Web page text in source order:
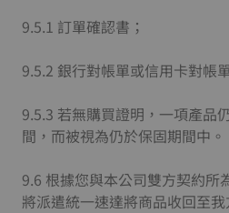
9.5.1 訂單確認書；
9.5.2 銀行對帳單或信用卡對帳
9.5.3 若無購買證明，一項產品
間，而被視為仍於保固期間中。
9.6 根據您與本公司雙方契約所
將派遣統一速達將商品收回至我